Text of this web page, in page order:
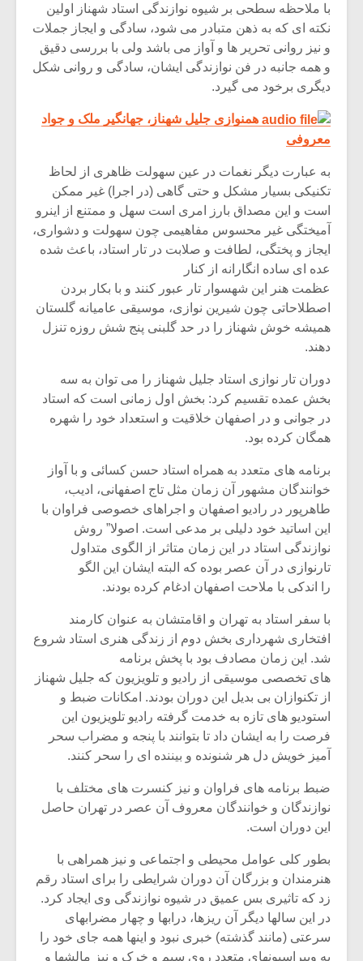
با ملاحظه سطحی بر شیوه نوازندگی استاد شهناز اولین
نکته ای که به ذهن متبادر می شود، سادگی و ایجاز جملات
و نیز روانی تحریر ها و آواز می باشد ولی با بررسی دقیق
و همه جانبه در فن نوازندگی ایشان، سادگی و روانی شکل
دیگری برخود می گیرد.
همنوازی جلیل شهناز، جهانگیر ملک و جواد
معروفی
به عبارت دیگر نغمات در عین سهولت ظاهری از لحاظ
تکنیکی بسیار مشکل و حتی گاهی (در اجرا) غیر ممکن
است و این مصداق بارز امری است سهل و ممتنع از اینرو
آمیختگی غیر محسوس مفاهیمی چون سهولت و دشواری،
ایجاز و پختگی، لطافت و صلابت در تار استاد، باعث شده
عده ای ساده انگارانه از کنار
عظمت هنر این شهسوار تار عبور کنند و با بکار بردن
اصطلاحاتی چون شیرین نوازی، موسیقی عامیانه گلستان
همیشه خوش شهناز را در حد گلبنی پنج شش روزه تنزل
دهند.
دوران تار نوازی استاد جلیل شهناز را می توان به سه
بخش عمده تقسیم کرد: بخش اول زمانی است که استاد
در جوانی و در اصفهان خلاقیت و استعداد خود را شهره
همگان کرده بود.
برنامه های متعدد به همراه استاد حسن کسائی و با آواز
خوانندگان مشهور آن زمان مثل تاج اصفهانی، ادیب،
طاهرپور در رادیو اصفهان و اجراهای خصوصی فراوان با
این اساتید خود دلیلی بر مدعی است. اصولا” روش
نوازندگی استاد در این زمان متاثر از الگوی متداول
تارنوازی در آن عصر بوده که البته ایشان این الگو
را اندکی با ملاحت اصفهان ادغام کرده بودند.
با سفر استاد به تهران و اقامتشان به عنوان کارمند
افتخاری شهرداری بخش دوم از زندگی هنری استاد شروع
شد. این زمان مصادف بود با پخش برنامه
های تخصصی موسیقی از رادیو و تلویزیون که جلیل شهناز
از تکنوازان بی بدیل این دوران بودند. امکانات ضبط و
استودیو های تازه به خدمت گرفته رادیو تلویزیون این
فرصت را به ایشان داد تا بتوانند با پنجه و مضراب سحر
آمیز خویش دل هر شنونده و بیننده ای را سحر کنند.
ضبط برنامه های فراوان و نیز کنسرت های مختلف با
نوازندگان و خوانندگان معروف آن عصر در تهران حاصل
این دوران است.
بطور کلی عوامل محیطی و اجتماعی و نیز همراهی با
هنرمندان و بزرگان آن دوران شرایطی را برای استاد رقم
زد که تاثیری بس عمیق در شیوه نوازندگی وی ایجاد کرد.
در این سالها دیگر آن ریزها، درابها و چهار مضرابهای
سرعتی (مانند گذشته) خبری نبود و اینها همه جای خود را
به ویبراسیونهای متعدد روی سیم و خرک و نیز مالشها و
میکلوش روژا
یادداشتی بر موسیقی
اگر نمی توانی
مشهورترین باشی،
بدنام ترین باش
موریس ژار
دوره
برگزار
سکانسی